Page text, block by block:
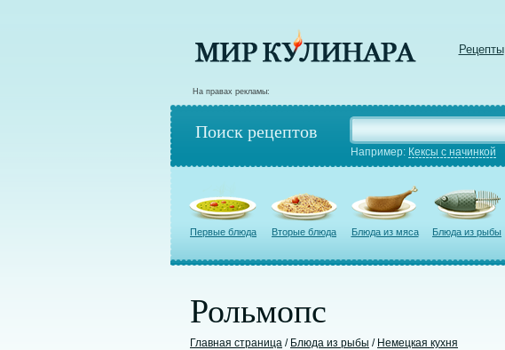
Рецепты
На правах рекламы:
Поиск рецептов
Например: Кексы с начинкой
Первые блюда Вторые блюда Блюда из мяса Блюда из рыбы
Рольмопс
Главная страница / Блюда из рыбы / Немецкая кухня